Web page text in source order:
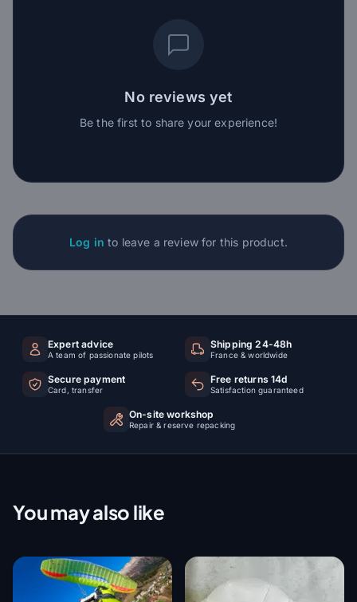
No reviews yet
Be the first to share your experience!
Log in to leave a review for this product.
Expert advice
A team of passionate pilots
Shipping 24-48h
France & worldwide
Secure payment
Card, transfer
Free returns 14d
Satisfaction guaranteed
On-site workshop
Repair & reserve repacking
You may also like